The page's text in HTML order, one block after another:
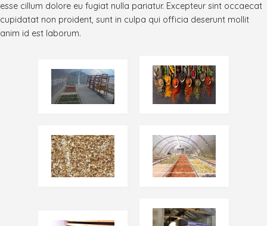
esse cillum dolore eu fugiat nulla pariatur. Excepteur sint occaecat
cupidatat non proident, sunt in culpa qui officia deserunt mollit
anim id est laborum.